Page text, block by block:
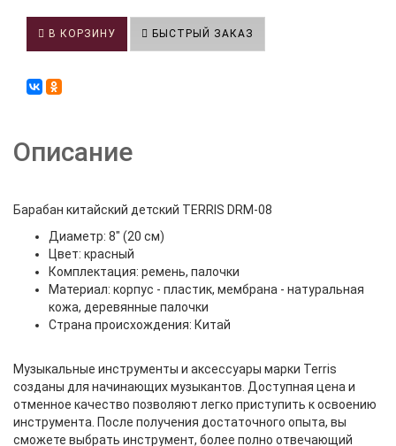
В КОРЗИНУ БЫСТРЫЙ ЗАКАЗ
Описание
Барабан китайский детский TERRIS DRM-08
Диаметр: 8" (20 см)
Цвет: красный
Комплектация: ремень, палочки
Материал: корпус - пластик, мембрана - натуральная
кожа, деревянные палочки
Страна происхождения: Китай
Музыкальные инструменты и аксессуары марки Terris
созданы для начинающих музыкантов. Доступная цена и
отменное качество позволяют легко приступить к освоению
инструмента. После получения достаточного опыта, вы
сможете выбрать инструмент, более полно отвечающий